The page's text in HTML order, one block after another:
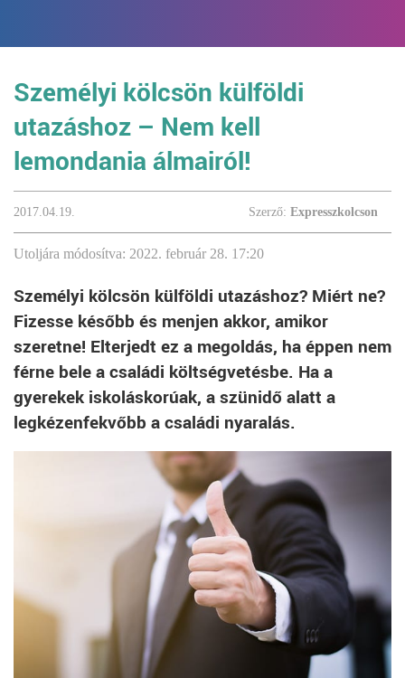
Személyi kölcsön külföldi
utazáshoz – Nem kell
lemondania álmairól!
2017.04.19. Szerző: Expresszkolcson
Utoljára módosítva: 2022. február 28. 17:20
Személyi kölcsön külföldi utazáshoz? Miért ne?
Fizesse később és menjen akkor, amikor
szeretne! Elterjedt ez a megoldás, ha éppen nem
férne bele a családi költségvetésbe. Ha a
gyerekek iskoláskorúak, a szünidő alatt a
legkézenfekvőbb a családi nyaralás.